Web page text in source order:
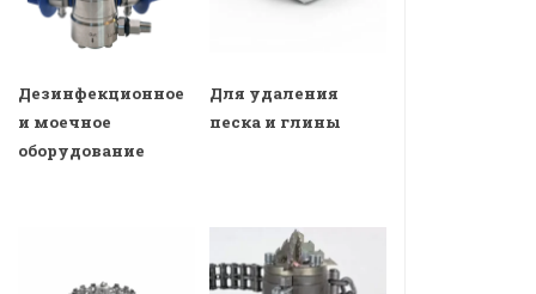
Дезинфекционное
и моечное
оборудование
Для удаления
песка и глины